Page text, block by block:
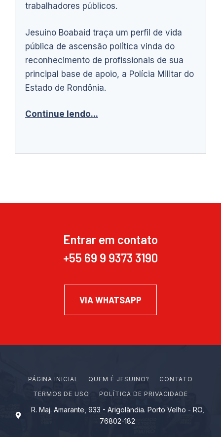
trabalhadores públicos.
Jesuino Boabaid traça um perfil de vida
pública de ascensão política vinda do
reconhecimento de profissionais de sua
principal base de apoio, a Polícia Militar do
Estado de Rondônia.
Continue lendo...
Entrar em contato
+55 69 9 9373 3190
VIA WHATSAPP
PÁGINA INICIAL Q U EM É J ES U I N O?
CONTATO
TERMOS DE USO
POLÍTICA DE PRIVACIDADE
R. Maj. Amarante, 933 - Arigolândia. Porto Velho - RO,
76802-182